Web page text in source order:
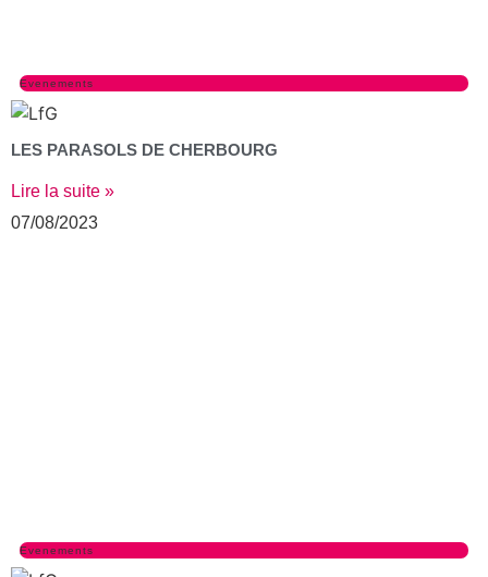
Evenements
LES PARASOLS DE CHERBOURG
Lire la suite »
07/08/2023
Evenements